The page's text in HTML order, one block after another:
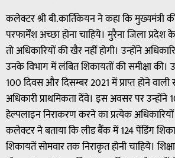
कलेक्टर श्री बी.कार्तिकेयन ने कहा कि मुख्यमंत्री
परफार्मेंश अच्छा होना चाहिये। मुरैना जिला
तो अधिकारियों की खैर नहीं होगी। उन्होंने
उनके विभाग में लंबित शिकायतों की समीक्षा की।
100 दिवस और दिसम्बर 2021 में प्राप्त होने
अधिकारी प्राथमिकता देंवे। इस अवसर पर
हेल्पलाइन निराकरण करने का प्रत्येक
कलेक्टर ने बताया कि लीड बैंक में 124 पेंडिंग
शिकायतें सोमवार तक निराकृत होनी चाहिये।